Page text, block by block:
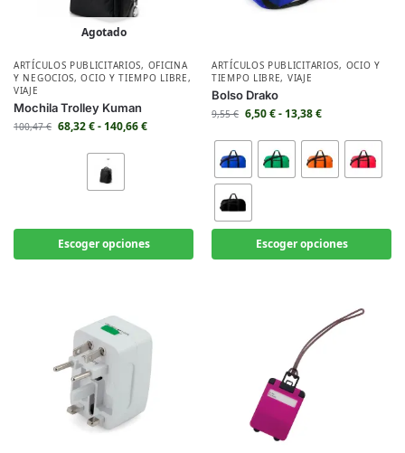
Agotado
ARTÍCULOS PUBLICITARIOS, OFICINA
Y NEGOCIOS,OCIO Y TIEMPO LIBRE,
VIAJE
Mochila Trolley Kuman
100,47€ 68,32€- 140,66€
Escoger opciones
ARTÍCULOS PUBLICITARIOS, OCIO Y
TIEMPO LIBRE, VIAJE
Bolso Drako
9,55€ 6,50€- 13,38€
Escoger opciones